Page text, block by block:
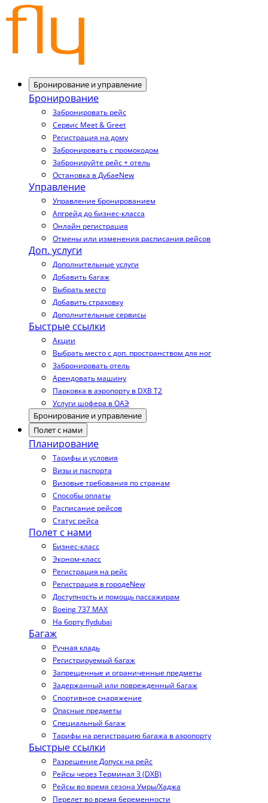
Бронирование и управление
Бронирование
Забронировать рейс
Сервис Meet & Greet
Регистрация на дому
Забронировать с промокодом
Забронируйте рейс + отель
Остановка в ДубаеNew
Управление
Управление бронированием
Апгрейд до бизнес-класса
Онлайн регистрация
Отмены или изменения расписания рейсов
Доп. услуги
Дополнительные услуги
Добавить багаж
Выбрать место
Добавить страховку
Дополнительные сервисы
Быстрые ссылки
Акции
Выбрать место с доп. пространством для ног
Забронировать отель
Арендовать машину
Парковка в аэропорту в DXB T2
Услуги шофера в ОАЭ
Бронирование и управление
Полет с нами
Планирование
Тарифы и условия
Визы и паспорта
Визовые требования по странам
Способы оплаты
Расписание рейсов
Статус рейса
Полет с нами
Бизнес-класс
Эконом-класс
Регистрация на рейс
Регистрация в городеNew
Доступность и помощь пассажирам
Boeing 737 MAX
На борту flydubai
Багаж
Ручная кладь
Регистрируемый багаж
Запрещенные и ограниченные предметы
Задержанный или поврежденный багаж
Спортивное снаряжение
Опасные предметы
Специальный багаж
Тарифы на регистрацию багажа в аэропорту
Быстрые ссылки
Разрешение Допуск на рейс
Рейсы через Терминал 3 (DXB)
Рейсы во время сезона Умры/Хаджа
Перелет во время беременности